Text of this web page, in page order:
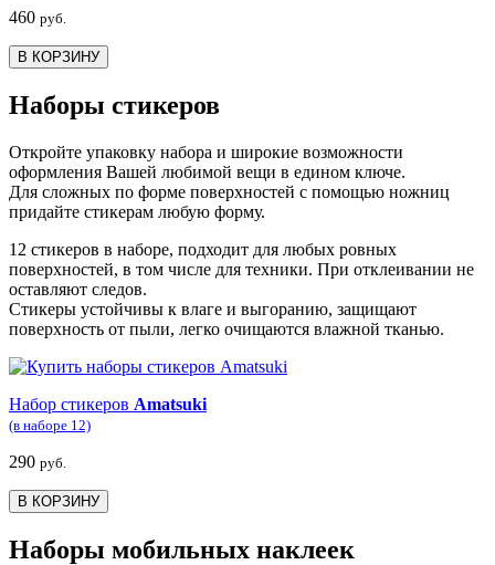
460 руб.
В КОРЗИНУ
Наборы стикеров
Откройте упаковку набора и широкие возможности
оформления Вашей любимой вещи в едином ключе.
Для сложных по форме поверхностей с помощью ножниц
придайте стикерам любую форму.
12 стикеров в наборе, подходит для любых ровных
поверхностей, в том числе для техники. При отклеивании не
оставляют следов.
Стикеры устойчивы к влаге и выгоранию, защищают
поверхность от пыли, легко очищаются влажной тканью.
Набор стикеров Amatsuki
(в наборе 12)
290 руб.
В КОРЗИНУ
Наборы мобильных наклеек